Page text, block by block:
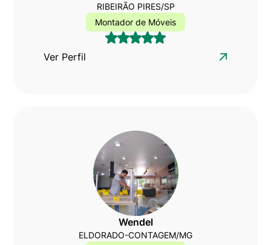
RIBEIRÃO PIRES/SP
Montador de Móveis
Ver Perfil
Wendel
ELDORADO-CONTAGEM/MG